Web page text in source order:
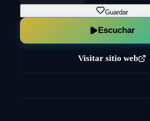
Guardar
Escuchar
Visitar sitio web